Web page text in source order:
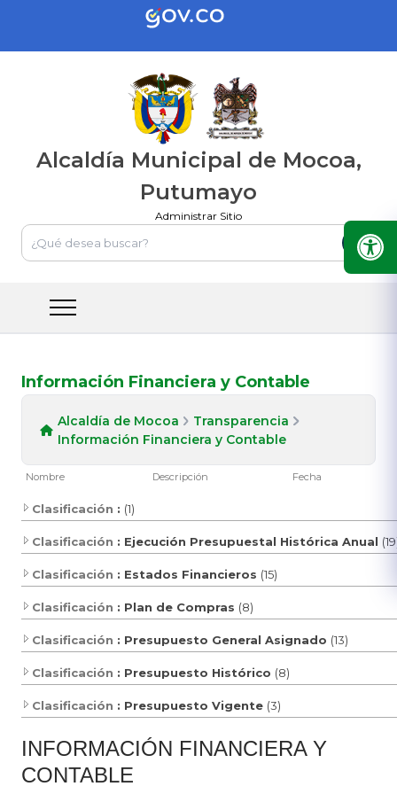
Alcaldía Municipal de Mocoa,
Putumayo
Administrar Sitio
Información Financiera y Contable
Alcaldía de Mocoa
Transparencia
Información Financiera y Contable
Nombre Descripción Fecha
Clasificación : (1)
Clasificación : Ejecución Presupuestal Histórica Anual
Clasificación : Estados Financieros (15)
Clasificación : Plan de Compras (8)
Clasificación : Presupuesto General Asignado (13)
Clasificación : Presupuesto Histórico (8)
Clasificación : Presupuesto Vigente (3)
​INFORMA​CIÓN FINANCIERA Y
CONTABLE